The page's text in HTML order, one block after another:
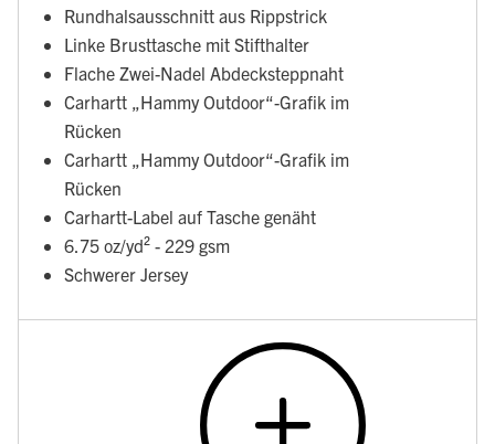
Rundhalsausschnitt aus Rippstrick
Linke Brusttasche mit Stifthalter
Flache Zwei-Nadel Abdecksteppnaht
Carhartt „Hammy Outdoor“-Grafik im
Rücken
Carhartt „Hammy Outdoor“-Grafik im
Rücken
Carhartt-Label auf Tasche genäht
6.75 oz/yd² - 229 gsm
Schwerer Jersey